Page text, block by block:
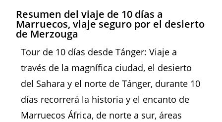
Resumen del viaje de 10 días a
Marruecos, viaje seguro por el desierto
de Merzouga
Tour de 10 días desde Tánger: Viaje a
través de la magnífica ciudad, el desierto
del Sahara y el norte de Tánger, durante 10
días recorrerá la historia y el encanto de
Marruecos África, de norte a sur, áreas